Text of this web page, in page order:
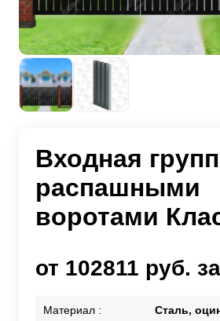
Входная
распашными
воротами
от 102811 руб.
Материал : Сталь,